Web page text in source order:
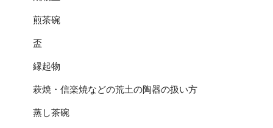
煎茶碗
盃
縁起物
萩焼・信楽焼などの荒土の陶器の扱い方
蒸し茶碗